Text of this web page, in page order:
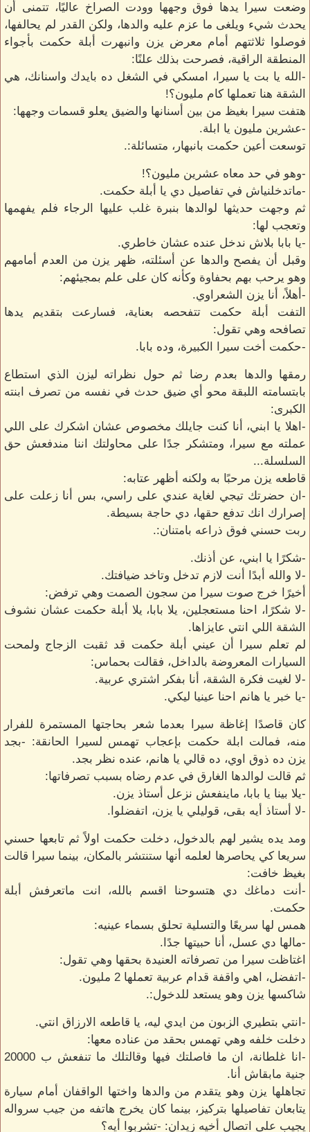
وضعت سيرا يدها فوق وجهها وودت الصراخ عاليًا، تتمنى أن
يحدث شيء ويلغى ما عزم عليه والدها، ولكن القدر لم يحالفها،
فوصلوا ثلاثتهم أمام معرض يزن وانبهرت أبلة حكمت بأجواء
المنطقة الراقية، فصرحت بذلك علنًا:
-الله يا بت يا سيرا، امسكي في الشغل ده بايدك واسنانك، هي
الشقة هنا تعملها كام مليون؟!
هتفت سيرا بغيظ من بين أسنانها والضيق يعلو قسمات وجهها:
-عشرين مليون يا ابلة.
توسعت أعين حكمت بانبهار، متسائلة:.
-وهو في حد معاه عشرين مليون؟!
-ماتدخلنياش في تفاصيل دي يا أبلة حكمت.
ثم وجهت حديثها لوالدها بنبرة غلب عليها الرجاء فلم يفهمها
وتعجب لها:
-يا بابا بلاش ندخل عنده عشان خاطري.
وقبل أن يفصح والدها عن أسئلته، ظهر يزن من العدم أمامهم
وهو يرحب بهم بحفاوة وكأنه كان على علم بمجيئهم:
-أهلاً، أنا يزن الشعراوي.
التفت أبلة حكمت تتفحصه بعناية، فسارعت بتقديم يدها
تصافحه وهي تقول:
-حكمت أخت سيرا الكبيرة، وده بابا.
رمقها والدها بعدم رضا ثم حول نظراته ليزن الذي استطاع
بابتسامته اللبقة محو أي ضيق حدث في نفسه من تصرف ابنته
الكبرى:
-اهلا يا ابني، أنا كنت جايلك مخصوص عشان اشكرك على اللي
عملته مع سيرا، ومتشكر جدًا على محاولتك اننا مندفعش حق
السلسلة...
قاطعه يزن مرحبًا به ولكنه أظهر عتابه:
-ان حضرتك تيجي لغاية عندي على راسي، بس أنا زعلت على
إصرارك انك تدفع حقها، دي حاجة بسيطة.
ربت حسني فوق ذراعه بامتنان:.
-شكرًا يا ابني، عن أذنك.
-لا والله أبدًا أنت لازم تدخل وتاخد ضيافتك.
أخيرًا خرج صوت سيرا من سجون الصمت وهي ترفض:
-لا شكرًا، احنا مستعجلين، يلا بابا، يلا أبلة حكمت عشان نشوف
الشقة اللي انتي عايزاها.
لم تعلم سيرا أن عيني أبلة حكمت قد ثقبت الزجاج ولمحت
السيارات المعروضة بالداخل، فقالت بحماس:
-لا لغيت فكرة الشقة، أنا بفكر اشتري عربية.
-يا خبر يا هانم احنا عينيا ليكي.
كان قاصدًا إغاظة سيرا بعدما شعر بحاجتها المستمرة للفرار
منه، فمالت ابلة حكمت بإعجاب تهمس لسيرا الحانقة: -بجد
يزن ده ذوق اوي، ده قالي يا هانم، عنده نظر بجد.
ثم قالت لوالدها الغارق في عدم رضاه بسبب تصرفاتها:
-يلا بينا يا بابا، ماينفعش نزعل أستاذ يزن.
-لا أستاذ أيه بقى، قوليلي يا يزن، اتفضلوا.
ومد يده يشير لهم بالدخول، دخلت حكمت اولاً ثم تابعها حسني
سريعا كي يحاصرها لعلمه أنها ستنتشر بالمكان، بينما سيرا قالت
بغيظ خافت:
-أنت دماغك دي هتسوحنا اقسم بالله، انت ماتعرفش أبلة
حكمت.
همس لها سريعًا والتسلية تحلق بسماء عينيه:
-مالها دي عسل، أنا حبيتها جدًا.
اغتاظت سيرا من تصرفاته العنيدة بحقها وهي تقول:
-اتفضل، اهي واقفة قدام عربية تعملها 2 مليون.
شاكسها يزن وهو يستعد للدخول:.
-انتي بتطيري الزبون من ايدي ليه، يا قاطعه الارزاق انتي.
دخلت خلفه وهي تهمس بحقد من عناده معها:
-انا غلطانة، ان ما فاصلتك فيها وقالتلك ما تنفعش ب 20000
جنية مابقاش أنا.
تجاهلها يزن وهو يتقدم من والدها واختها الواقفان أمام سيارة
يتابعان تفاصيلها بتركيز، بينما كان يخرج هاتفه من جيب سرواله
يجيب على اتصال أخيه زيدان: -تشربوا أيه؟